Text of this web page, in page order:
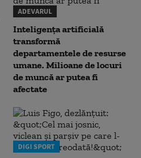
ADEVARUL
Inteligența artificială
transformă
departamentele de resurse
umane. Milioane de locuri
de muncă ar putea fi
afectate
DIGI SPORT